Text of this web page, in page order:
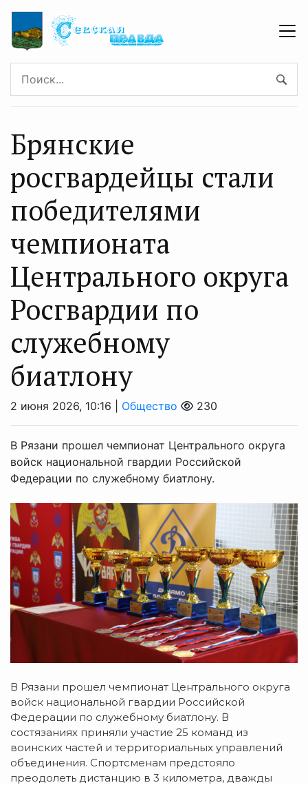
Брянские
росгвардейцы стали
победителями
чeмпионата
Цeнтрального округа
Росгвардии по
служебному
биатлону
2 июня 2026, 10:16 | Общество 230
В Рязани прошел чемпионат Центрального округа
войск национальной гвардии Российской
Федерации по служебному биатлону.
В Рязани прошел чемпионат Центрального округа
войск национальной гвардии Российской
Федерации по служебному биатлону. В
состязаниях приняли участие 25 команд из
воинских частей и территориальных управлений
объединения. Спортсменам предстояло
преодолеть дистанцию в 3 километра, дважды